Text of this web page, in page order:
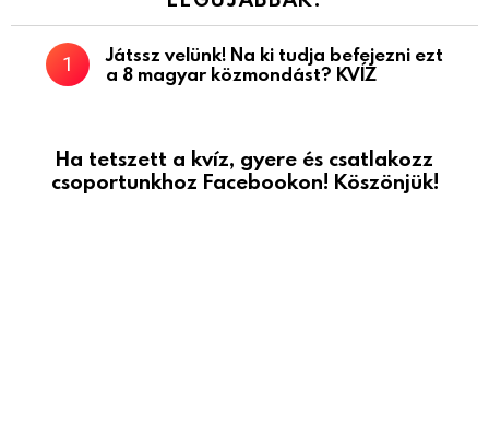
Játssz velünk! Na ki tudja befejezni ezt
a 8 magyar közmondást? KVÍZ
Ha tetszett a kvíz, gyere és csatlakozz
csoportunkhoz Facebookon! Köszönjük!